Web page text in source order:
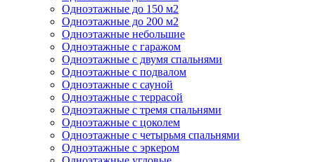
Одноэтажные до 150 м2
Одноэтажные до 200 м2
Одноэтажные небольшие
Одноэтажные с гаражом
Одноэтажные с двумя спальнями
Одноэтажные с подвалом
Одноэтажные с сауной
Одноэтажные с террасой
Одноэтажные с тремя спальнями
Одноэтажные с цоколем
Одноэтажные с четырьмя спальнями
Одноэтажные с эркером